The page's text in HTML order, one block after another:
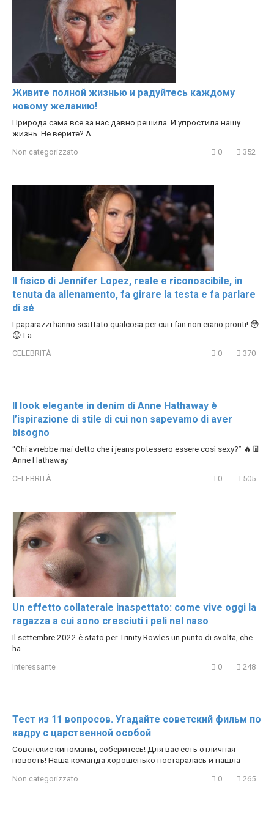
Живите полной жизнью и радуйтесь каждому
новому желанию!
Природа сама всё за нас давно решила. И упростила нашу
жизнь. Не верите? А
Non categorizzato 0 352
Il fisico di Jennifer Lopez, reale e riconoscibile, in
tenuta da allenamento, fa girare la testa e fa parlare
di sé
I paparazzi hanno scattato qualcosa per cui i fan non erano pronti! 😳
😟 La
CELEBRITÀ 0 370
Il look elegante in denim di Anne Hathaway è
l’ispirazione di stile di cui non sapevamo di aver
bisogno
“Chi avrebbe mai detto che i jeans potessero essere così sexy?” 🔥👖
Anne Hathaway
CELEBRITÀ 0 505
Un effetto collaterale inaspettato: come vive oggi la
ragazza a cui sono cresciuti i peli nel naso
Il settembre 2022 è stato per Trinity Rowles un punto di svolta, che
ha
Interessante 0 248
Тест из 11 вопросов. Угадайте советский фильм по
кадру с царственной особой
Советские киноманы, соберитесь! Для вас есть отличная
новость! Наша команда хорошенько постаралась и нашла
Non categorizzato 0 265